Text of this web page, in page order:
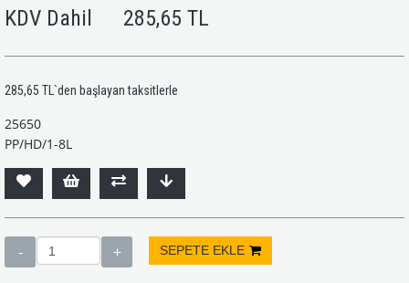
KDV Dahil 285,65 TL
285,65 TL `den başlayan taksitlerle
25650
PP/HD/1-8L